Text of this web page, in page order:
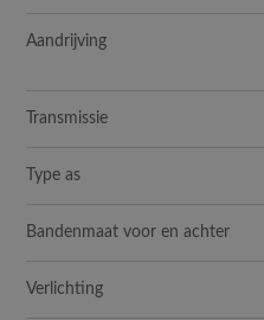
Aandrijving
Transmissie
Type as
Bandenmaat voor en achter
Verlichting